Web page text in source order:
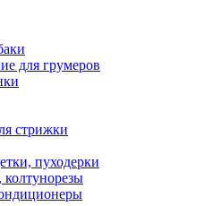
для грумеров
стрижки
пуходерки